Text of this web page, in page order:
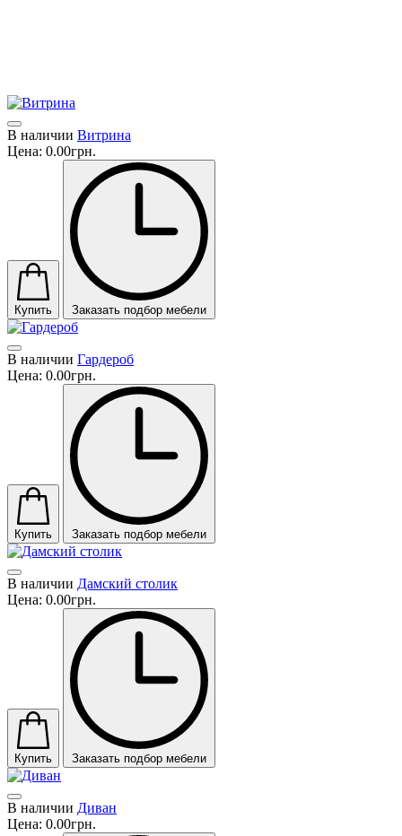
В наличии Витрина
Цена: 0.00грн.
Купить Заказать подбор мебели
В наличии Гардероб
Цена: 0.00грн.
Купить Заказать подбор мебели
В наличии Дамский столик
Цена: 0.00грн.
Купить Заказать подбор мебели
В наличии Диван
Цена: 0.00грн.